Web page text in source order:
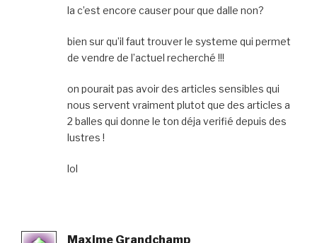
la c’est encore causer pour que dalle non?
bien sur qu’il faut trouver le systeme qui permet
de vendre de l’actuel recherché !!!
on pourait pas avoir des articles sensibles qui
nous servent vraiment plutot que des articles a
2 balles qui donne le ton déja verifié depuis des
lustres !
lol
Maxime Grandchamp